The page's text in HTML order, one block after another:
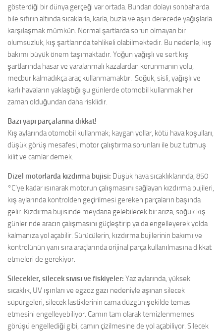
gösterdiği bir dünya gerçeği var ortada. Bundan dolayı sonbaharda
bile sıfırın altında sıcaklarla, karla, buzla ve aşırı derecede yağışlarla
karşılaşmak mümkün. Normal şartlarda sorun olmayan bir
olumsuzluk, kış şartlarında tehlikeli olabilmektedir. Bu nedenle, kış
bakımı büyük önem taşımaktadır. Yoğun yağışlı ve sert kış
şartlarında hasar ve yaralanmalı kazalardan korunmanın yolu,
mecbur kalmadıkça araç kullanmamaktır. Soğuk, sisli, yağışlı ve
karlı havaların yaklaştığı şu günlerde otomobil kullanmak her
zaman olduğundan daha risklidir.
Bazı yapı parçalarına dikkat!
Kış aylarında otomobil kullanmak; kaygan yollar, kötü hava koşulları,
düşük görüş mesafesi, motor çalıştırma sorunları ile buz tutmuş
kilit ve camlar demek.
Dizel motorlarda kızdırma bujisi: Düşük hava sıcaklıklarında, 850
°C’ye kadar ısınarak motorun çalışmasını sağlayan kızdırma bujileri,
kış aylarında kontrolden geçirilmesi gereken parçaların başında
gelir. Kızdırma bujisinde meydana gelebilecek bir arıza, soğuk kış
günlerinde aracın çalışmasını güçleştirip ya da engelleyerek yolda
kalmanıza yol açabilir. Sürücülerin, kızdırma bujilerinin bakımı ve
kontrolünün yanı sıra araçlarında orijinal parça kullanılmasına dikkat
etmeleri de gerekiyor.
Silecekler, silecek sıvısı ve fiskiyeler: Yaz aylarında, yüksek
sıcaklık, UV ışınları ve egzoz gazı nedeniyle aşınan silecek
süpürgeleri, silecek lastiklerinin cama düzgün şekilde temas
etmesini engelleyebiliyor. Camın tam olarak temizlenmemesi
görüşü engellediği gibi, camın çizilmesine de yol açabiliyor. Silecek